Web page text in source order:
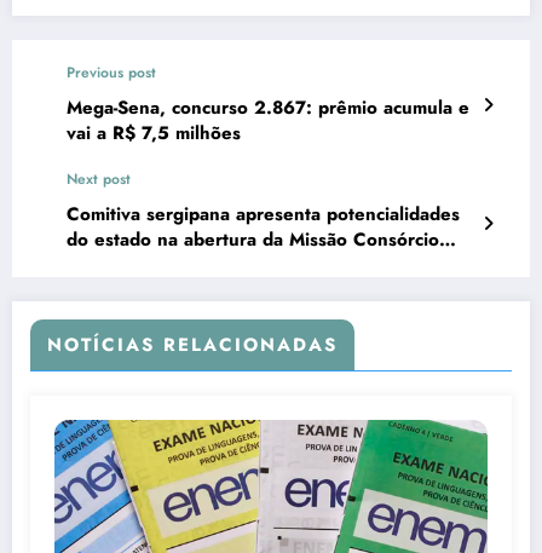
Previous post
Mega-Sena, concurso 2.867: prêmio acumula e
vai a R$ 7,5 milhões
Next post
Comitiva sergipana apresenta potencialidades
do estado na abertura da Missão Consórcio
NOTÍCIAS RELACIONADAS